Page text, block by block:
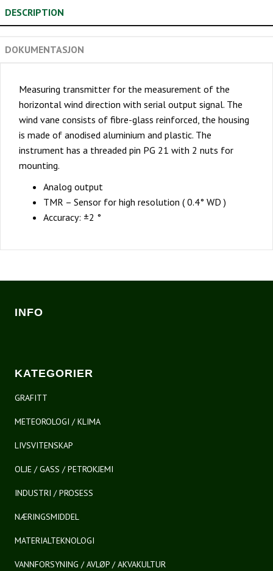
DESCRIPTION
DOKUMENTASJON
Measuring transmitter for the measurement of the
horizontal wind direction with serial output signal. The
wind vane consists of fibre-glass reinforced, the housing
is made of anodised aluminium and plastic. The
instrument has a threaded pin PG 21 with 2 nuts for
mounting.
Analog output
TMR – Sensor for high resolution ( 0.4° WD )
Accuracy: ±2 °
INFO
KATEGORIER
GRAFITT
METEOROLOGI / KLIMA
LIVSVITENSKAP
OLJE / GASS / PETROKJEMI
INDUSTRI / PROSESS
NÆRINGSMIDDEL
MATERIALTEKNOLOGI
VANNFORSYNING / AVLØP / AKVAKULTUR